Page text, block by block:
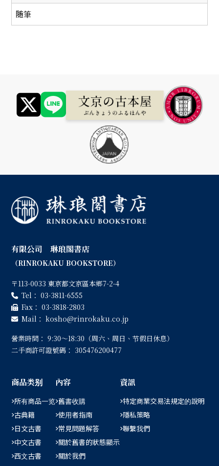
随筆
有限公司 琳琅閣書店
（RINROKAKU BOOKSTORE）
〒113-0033 東京都文京區本鄉7-2-4
Tel： 03-3811-6555
Fax： 03-3818-2803
Mail： kosho
rinrokaku.co.jp
營業時間： 9:30〜18:30（周六、周日、节假日休息）
二手商許可證號碼： 305476200477
商品类别
所有商品一览
古典籍
日文古書
中文古書
西文古書
內容
舊書收購
使用者指南
常見問題解答
關於舊書的狀態顯示
關於我們
資訊
特定商業交易法規定的說明
隱私策略
聯繫我們